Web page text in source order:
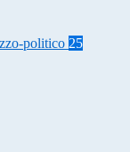
politico 25